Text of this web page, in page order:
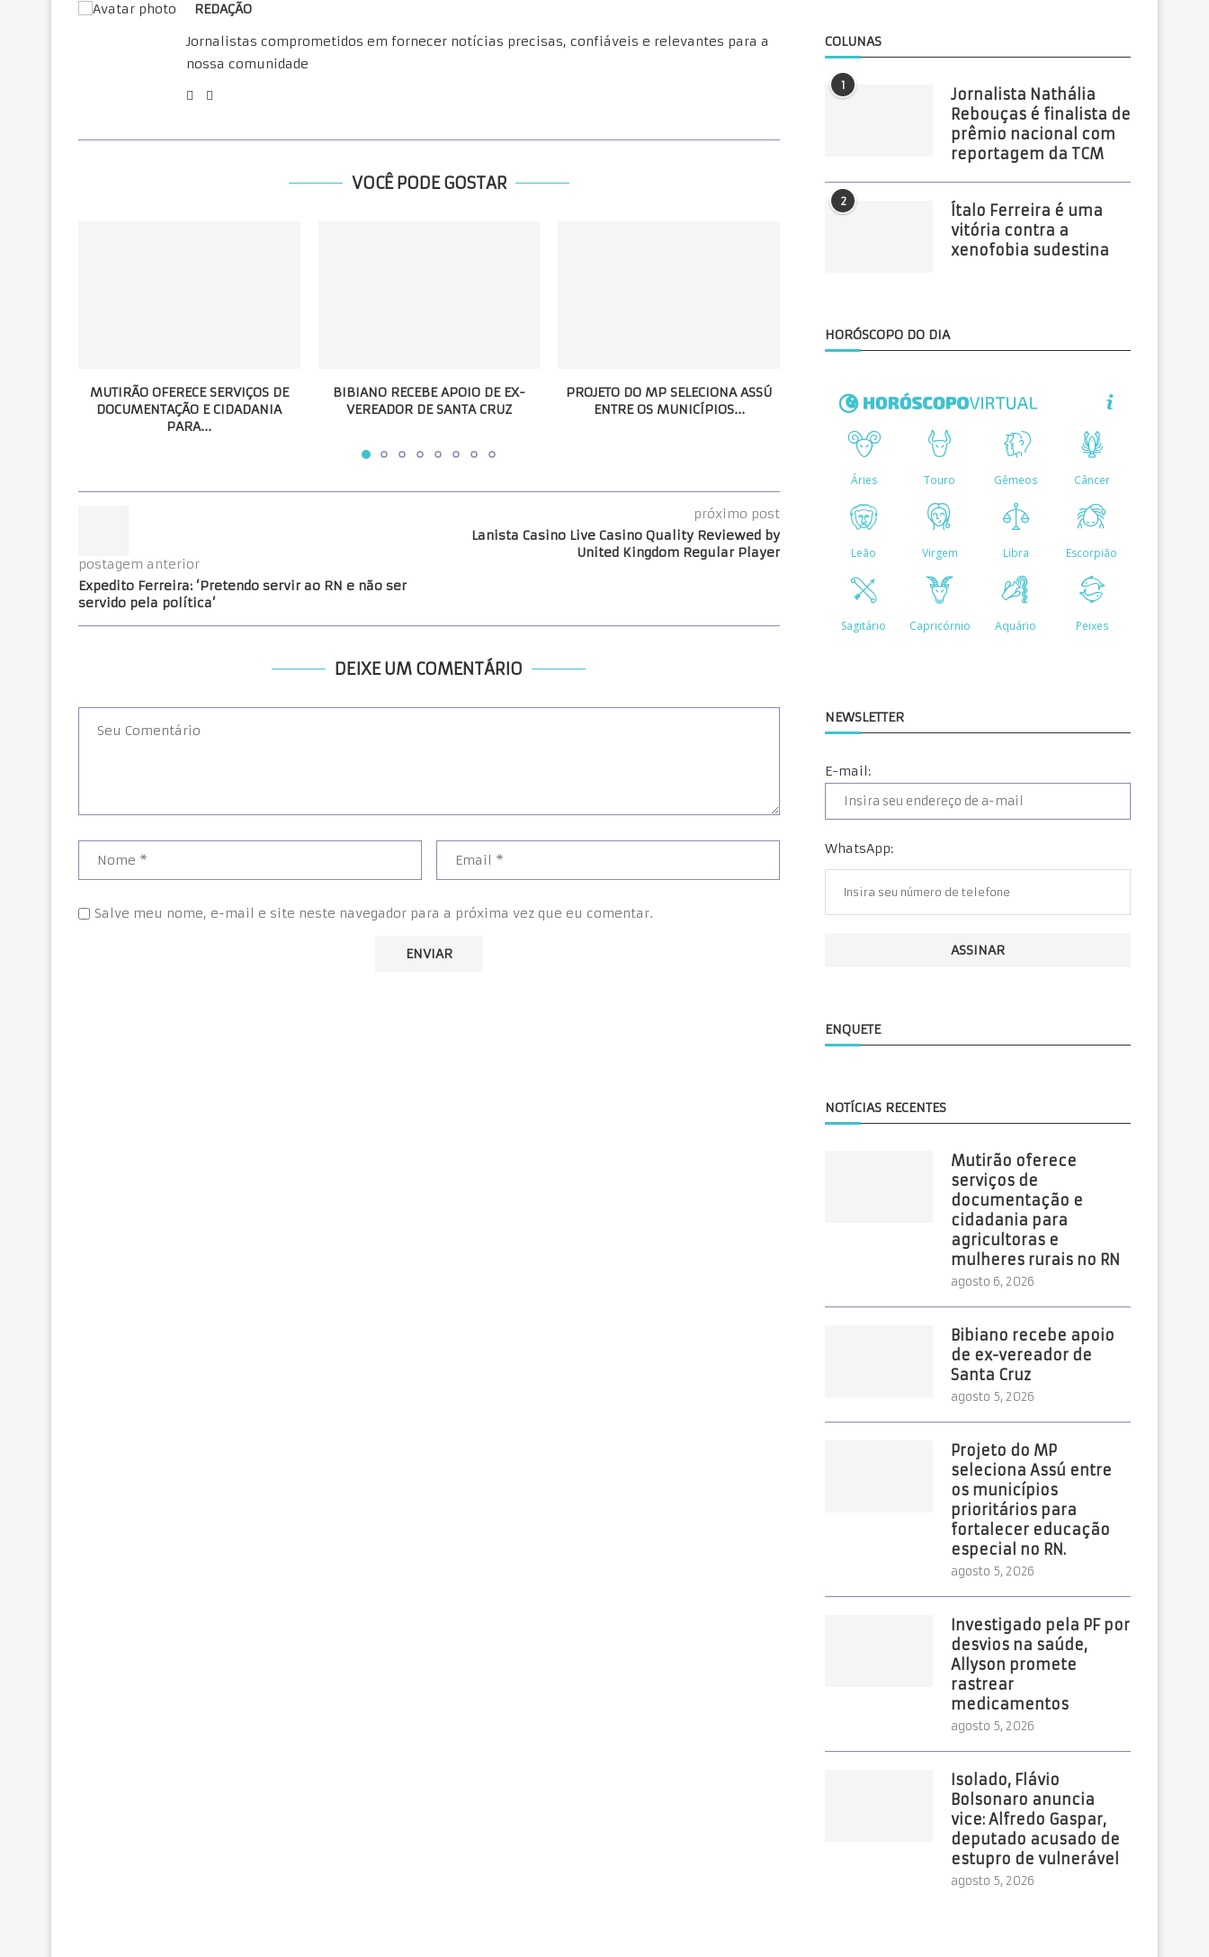
REDAÇÃO
Jornalistas comprometidos em fornecer notícias precisas, confiáveis e relevantes para a
nossa comunidade
VOCÊ PODE GOSTAR
MUTIRÃO OFERECE SERVIÇOS DE
DOCUMENTAÇÃO E CIDADANIA
PARA...
BIBIANO RECEBE APOIO DE EX-
VEREADOR DE SANTA CRUZ
PROJETO DO MP SELECIONA ASSÚ
ENTRE OS MUNICÍPIOS...
INVESTIGADO PELA PF POR
DESVIOS NA SAÚDE, ALLYSON...
ISOLADO, FLÁVIO
ANUNCIA VICE: ALFREDO
postagem anterior
Expedito Ferreira: ‘Pretendo servir ao RN e não ser
servido pela política’
próximo post
Lanista Casino Live Casino Quality Reviewed by
United Kingdom Regular Player
DEIXE UM COMENTÁRIO
Salve meu nome, e-mail e site neste navegador para a próxima vez que eu comentar.
COLUNAS
1
Jornalista Nathália
Rebouças é finalista de
prêmio nacional com
reportagem da TCM
2
Ítalo Ferreira é uma
vitória contra a
xenofobia sudestina
HORÓSCOPO DO DIA
NEWSLETTER
E-mail:
WhatsApp:
ENQUETE
NOTÍCIAS RECENTES
Mutirão oferece
serviços de
documentação e
cidadania para
agricultoras e
mulheres rurais no RN
agosto 6, 2026
Bibiano recebe apoio
de ex-vereador de
Santa Cruz
agosto 5, 2026
Projeto do MP
seleciona Assú entre
os municípios
prioritários para
fortalecer educação
especial no RN.
agosto 5, 2026
Investigado pela PF por
desvios na saúde,
Allyson promete
rastrear
medicamentos
agosto 5, 2026
Isolado, Flávio
Bolsonaro anuncia
vice: Alfredo Gaspar,
deputado acusado de
estupro de vulnerável
agosto 5, 2026